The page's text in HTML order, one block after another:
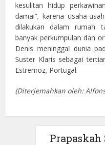
kesulitan hidup
damai”, karena usaha-
dilakukan dalam rumah
banyak perkumpulan dan
Denis meninggal dunia
Suster Klaris sebagai
Estremoz, Portugal.
(Diterjemahkan oleh:
Prapaskah